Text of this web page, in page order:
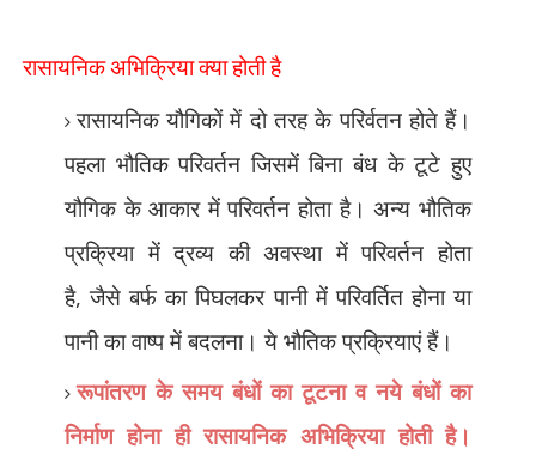
रासायनिक अभिक्रिया क्या होती है
रासायनिक यौगिकों में दो तरह के परिर्वतन होते हैं।
पहला भौतिक परिवर्तन जिसमें बिना बंध के टूटे हुए
यौगिक के आकार में परिवर्तन होता है। अन्य भौतिक
प्रक्रिया में द्रव्य की अवस्था में परिवर्तन होता
है,जैसे बर्फ का पिघलकर पानी में परिवर्तित होना या
पानी का वाष्प में बदलना। ये भौतिक प्रक्रियाएं हैं।
रूपांतरण के समय बंधों का टूटना व नये बंधों का
निर्माण होना ही रासायनिक अभिक्रिया होती है।